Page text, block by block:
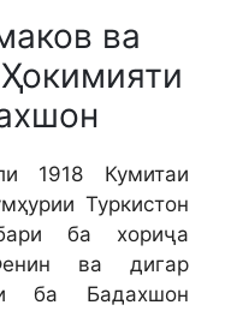
ва
1918 Кумитаи
Туркистон
ба хориҷа
ва дигар
ба Бадахшон